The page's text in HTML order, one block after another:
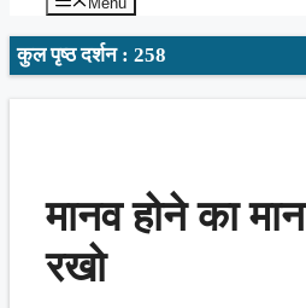
कुल पृष्ठ दर्शन : 258
मानव होने का मान
रखो